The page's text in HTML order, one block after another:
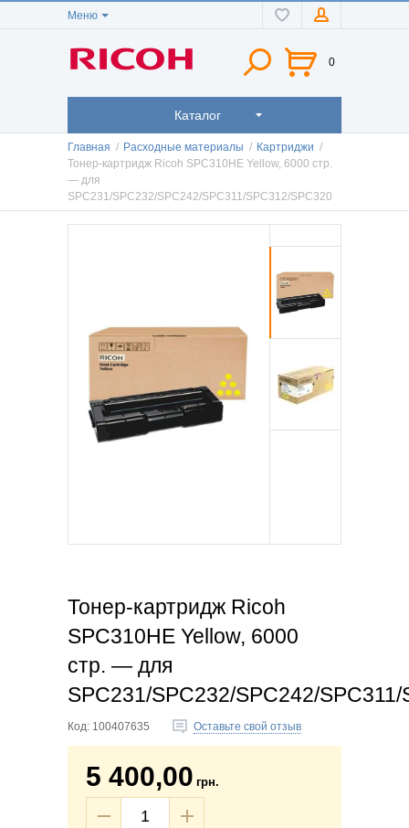
Меню
0
Каталог
Главная / Расходные материалы / Картриджи /
Тонер-картридж Ricoh SPC310HE Yellow, 6000 стр.
— для
SPC231/SPC232/SPC242/SPC311/SPC312/SPC320
Тонер-картридж Ricoh
SPC310HE Yellow, 6000
стр. — для
SPC231/SPC232/SPC242/
Код: 100407635 Оставьте свой отзыв
5 400,00 грн.